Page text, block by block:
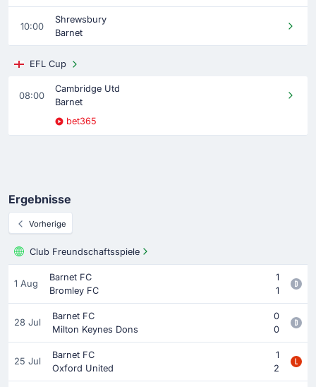
10:00
Shrewsbury
Barnet
EFL Cup
08:00
Cambridge Utd
Barnet
bet365
Ergebnisse
Vorherige
Club Freundschaftsspiele
1 Aug
Barnet FC
1
Bromley FC
1
28 Jul
Barnet FC
0
Milton Keynes Dons
0
25 Jul
Barnet FC
1
Oxford United
2